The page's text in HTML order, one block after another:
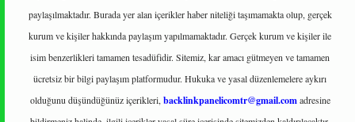
paylaşılmaktadır. Burada yer alan içerikler haber niteliği taşımamakta olup, gerçek
kurum ve kişiler hakkında paylaşım yapılmamaktadır. Gerçek kurum ve kişiler ile
isim benzerlikleri tamamen tesadüfidir. Sitemiz, kar amacı gütmeyen ve tamamen
ücretsiz bir bilgi paylaşım platformudur. Hukuka ve yasal düzenlemelere aykırı
olduğunu düşündüğünüz içerikleri, backlinkpanelicomtr@gmail.comadresine